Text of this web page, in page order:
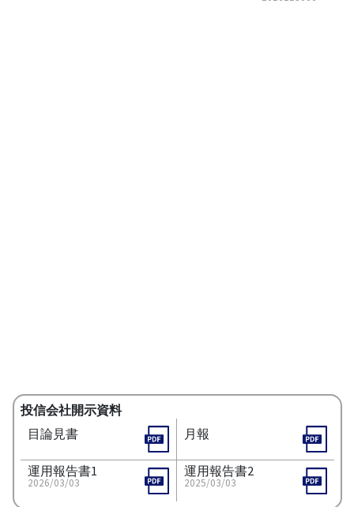
投信会社開示資料
目論見書
月報
運用報告書1
2026/03/03
運用報告書2
2025/03/03